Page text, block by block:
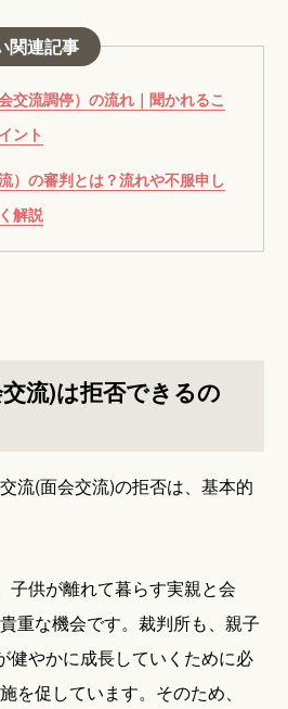
関連記事
交流調停）の流れ｜聞かれるこ
ント
）の審判とは？流れや不服申し
解説
流)は拒否できるの
流(面会交流)の拒否は、基本的
子供が離れて暮らす実親と会
重な機会です。裁判所も、親子
健やかに成長していくために必
を促しています。そのため、